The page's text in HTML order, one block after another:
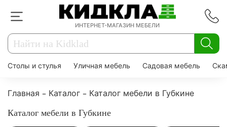
ИНТЕРНЕТ-МАГАЗИН МЕБЕЛИ
Столы и стулья Уличная мебель Садовая мебель
Главная Каталог
Каталог мебели в Губкине
Каталог мебели в Губкине